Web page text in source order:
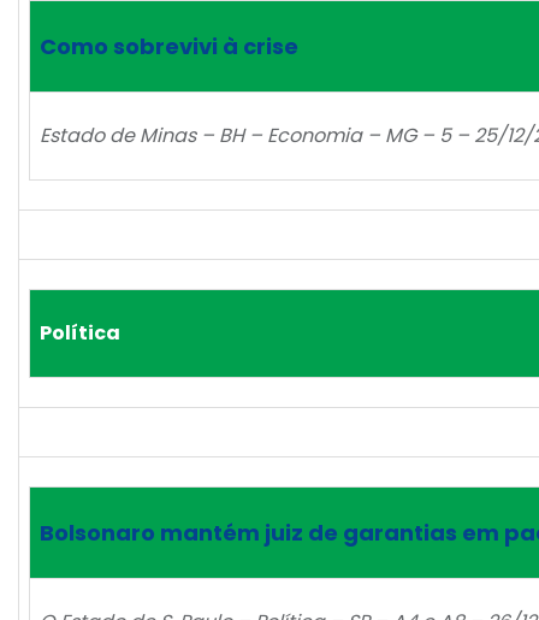
Como sobrevivi à crise
Estado de Minas – BH – Economia – MG – 5 – 25/
Política
Bolsonaro mantém juiz de garantias em